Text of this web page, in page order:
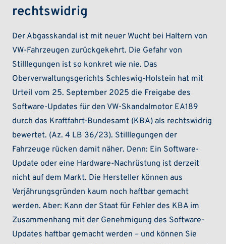
rechtswidrig
Der Abgasskandal ist mit neuer Wucht bei Haltern von
VW-Fahrzeugen zurückgekehrt. Die Gefahr von
Stilllegungen ist so konkret wie nie. Das
Oberverwaltungsgerichts Schleswig-Holstein hat mit
Urteil vom 25. September 2025 die Freigabe des
Software-Updates für den VW-Skandalmotor EA189
durch das Kraftfahrt-Bundesamt (KBA) als rechtswidrig
bewertet. (Az. 4 LB 36/23). Stilllegungen der
Fahrzeuge rücken damit näher. Denn: Ein Software-
Update oder eine Hardware-Nachrüstung ist derzeit
nicht auf dem Markt. Die Hersteller können aus
Verjährungsgründen kaum noch haftbar gemacht
werden. Aber: Kann der Staat für Fehler des KBA im
Zusammenhang mit der Genehmigung des Software-
Updates haftbar gemacht werden – und können Sie